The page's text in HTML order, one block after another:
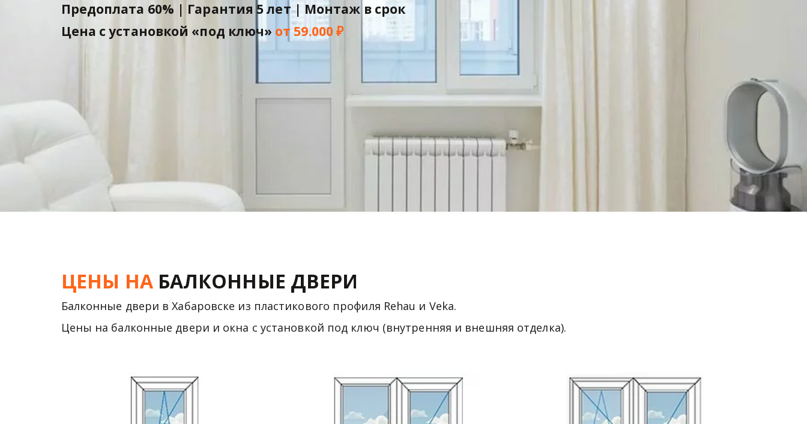
Предоплата 60% | Гарантия 5 лет | Монтаж в срок
Цена с установкой «под ключ» от 59.000 ₽
ЦЕНЫ НА БАЛКОННЫЕ ДВЕРИ
Балконные двери в Хабаровске из пластикового профиля Rehau и Veka.
Цены на балконные двери и окна с установкой под ключ (внутренняя и внешняя отделка).